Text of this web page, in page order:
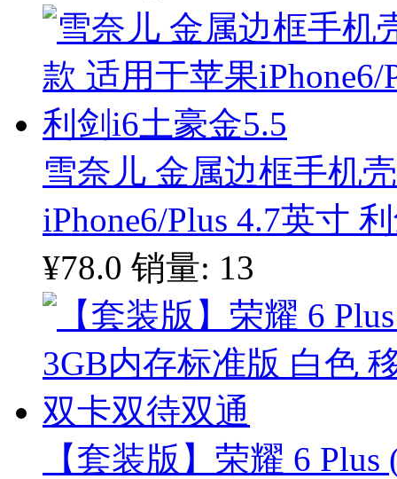
雪奈儿 金属边框手机
iPhone6/Plus 4.7英寸
¥78.0 销量: 13
【套装版】荣耀 6